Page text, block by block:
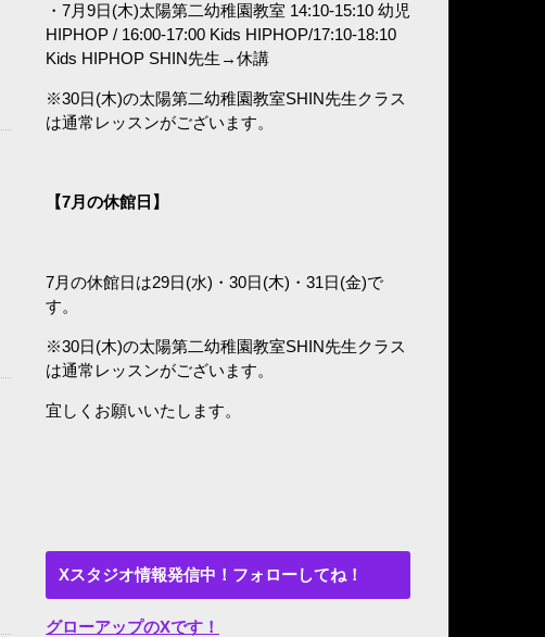
・7月9日(木)太陽第二幼稚園教室 14:10-15:10 幼児
HIPHOP / 16:00-17:00 Kids HIPHOP/17:10-18:10
Kids HIPHOP SHIN先生→休講
※30日(木)の太陽第二幼稚園教室SHIN先生クラス
は通常レッスンがございます。
【7月の休館日】
7月の休館日は29日(水)・30日(木)・31日(金)で
す。
※30日(木)の太陽第二幼稚園教室SHIN先生クラス
は通常レッスンがございます。
宜しくお願いいたします。
Xスタジオ情報発信中！フォローしてね！
グローアップのXです！